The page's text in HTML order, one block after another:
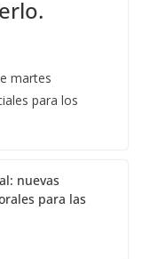
martes
para los
nuevas
para las